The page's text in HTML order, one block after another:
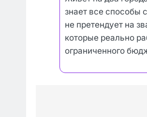
знает все способы
не претендует на
которые реально
ограниченного